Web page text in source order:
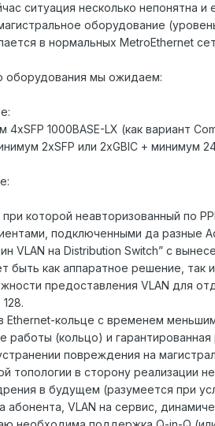
ситуация несколько непонятна
оборудование
в нормальных MetroEthernet
оборудования мы ожидаем:
4xSFP 1000BASE-LX (как вариант
2хSFP или 2xGBIC + минимум
которой неавторизованный по
подключенными да разные
VLAN на Distribution Switch” с
быть как аппаратное решение, так
предоставления VLAN для
Ethernet-кольце c временем
(кольцо) и
повреждения на
топологии в сторону реализации
в будущем (разумеется при
абонента, VLAN на сервис,